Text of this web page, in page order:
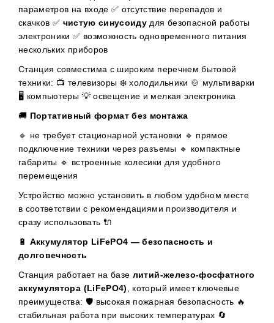
параметров на входе ✅ отсутствие перепадов и
скачков ✅ чистую синусоиду для безопасной работы
электроники ✅ возможность одновременного питания
нескольких приборов
Станция совместима с широким перечнем бытовой
техники: 📺 телевизоры ❄️ холодильники 🍲 мультиварки
🖥️ компьютеры 💡 освещение и мелкая электроника
🚚 Портативный формат без монтажа
🔹 не требует стационарной установки 🔹 прямое
подключение техники через разъемы 🔹 компактные
габариты 🔹 встроенные колесики для удобного
перемещения
Устройство можно установить в любом удобном месте
в соответствии с рекомендациями производителя и
сразу использовать 🔌
🔋 Аккумулятор LiFePO4 — безопасность и
долговечность
Станция работает на базе литий-железо-фосфатного
аккумулятора (LiFePO4), который имеет ключевые
преимущества: 🛡️ высокая пожарная безопасность 🔥
стабильная работа при высоких температурах 🔄